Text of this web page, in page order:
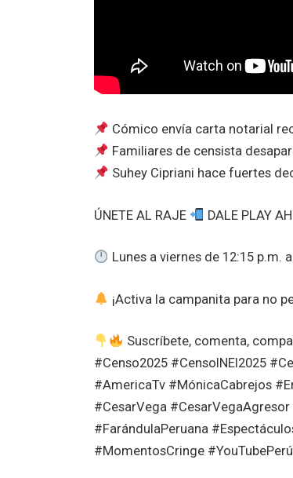
Cómico envía carta notarial
Familiares de censista
Suhey Cipriani hace fuertes
ÚNETE AL RAJE DALE PLAY
Lunes a viernes de 12:15 p.m.
¡Activa la campanita para no
Suscríbete, comenta,
#Censo2025 #CensoINEI2025
#AmericaTv #MónicaCabrejos
#CesarVega
#FarándulaPeruana
#MomentosCringe